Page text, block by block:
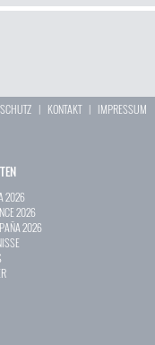
| KONTAKT| IMPRESSUM
2026
2026
2026